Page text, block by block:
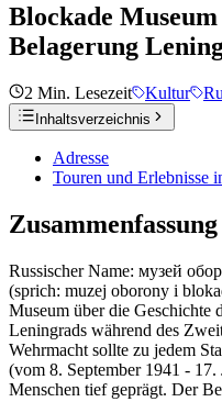
Blockade
Belagerung
2 Min. Lesezeit Kultur
Inhaltsverzeichnis
Adresse
Touren und Erlebnisse
Zusammenfassung
Russischer Name: музей
(sprich: muzej oborony i
Museum über die Geschichte
Leningrads während des
Wehrmacht sollte zu jedem
(vom 8. September 1941 -
Menschen tief geprägt. Der